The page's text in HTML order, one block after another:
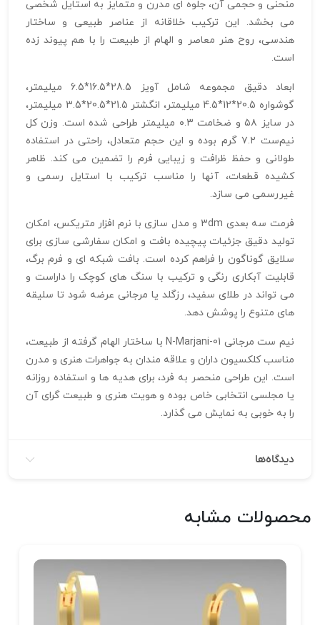
منحنی و حجمی آن، جلوه‌ ای مدرن و متمایز به استایل شخصی
می‌ بخشد. این ترکیب خلاقانه از عناصر طبیعی و ساختار
هندسی، روح هنر معاصر و الهام از طبیعت را با هم پیوند زده
است.
ابعاد دقیق مجموعه شامل آویز 28.5*16.5*6.5 میلیمتر،
گوشواره 20.5*12*4.5 میلیمتر، انگشتر 21.5*20.5*3.5 میلیمتر،
در سایز ۵۸ و ضخامت ۰.۳ میلیمتر طراحی شده است. وزن کل
نیم‌ست ۷.۲ گرم بوده و این حجم متعادل، راحتی در استفاده
طولانی و حفظ ظرافت و زیبایی فرم را تضمین می‌ کند. ظاهر
کشیده قطعات، آنها را مناسب ترکیب با استایل رسمی و
غیررسمی می‌ سازد.
فرمت سه‌ بعدی 3dm و مدل‌ سازی با نرم‌ افزار متریکس، امکان
تولید دقیق جزئیات پیچیده بافت و امکان سفارشی‌ سازی برای
سلایق گوناگون را فراهم کرده است. بافت شبکه‌ ای و فرم برگ،
قابلیت آبکاری رنگی و ترکیب با سنگ‌ های کوچک را داراست و
می‌ تواند در طلای سفید، رزگلد یا مرجانی عرضه شود تا سلیقه‌
های متنوع را پوشش دهد.
نیم ست مرجانی N-Marjani-01 با ساختار الهام‌ گرفته از طبیعت،
مناسب کلکسیون‌ داران و علاقه‌ مندان به جواهرات هنری و مدرن
است. این طراحی منحصر به فرد، برای هدیه‌ ها و استفاده روزانه
یا مجلسی انتخابی خاص بوده و هویت هنری و طبیعت‌ گرای آن
را به خوبی به نمایش می‌ گذارد.
دیدگاه‌ها
محصولات مشابه